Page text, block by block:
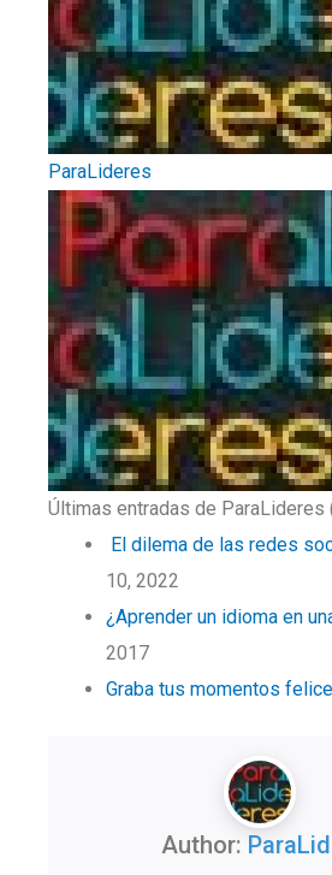
ParaLideres
Últimas entradas de ParaLideres
El dilema de las redes
10, 2022
¿Aprender un idioma en
2017
Graba tus momentos
Author: